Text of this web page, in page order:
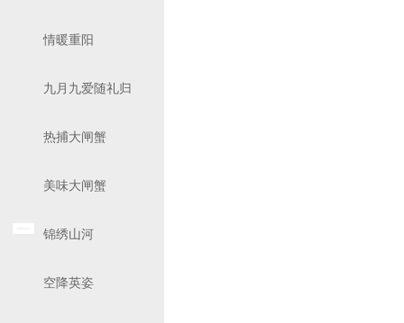
情暖重阳
九月九爱随礼归
热捕大闸蟹
美味大闸蟹
锦绣山河
空降英姿